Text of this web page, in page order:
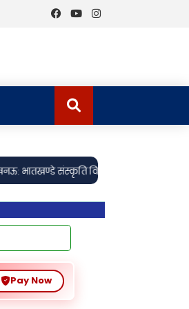
दीक्षांत समारोह में श्रीमती संध्या मित्रा
Pay Now